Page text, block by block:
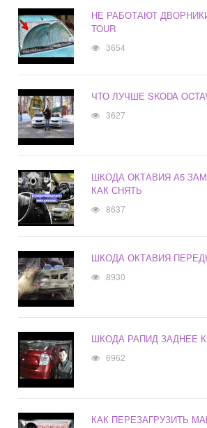
НЕ РАБОТАЮТ ДВОРНИКИ
TOUR
3654
ЧТО ЛУЧШЕ SKODA
3627
ШКОДА ОКТАВИЯ А5
КАК СНЯТЬ
8637
ШКОДА ОКТАВИЯ
8930
ШКОДА РАПИД ЗАДНЕЕ
6962
КАК ПЕРЕЗАГРУЗИТЬ